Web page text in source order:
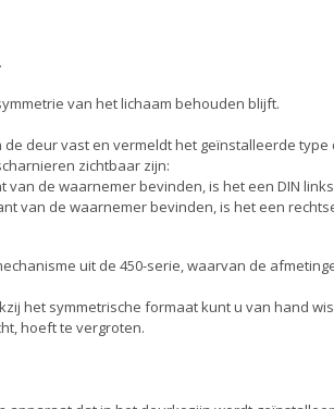
van het lichaam behouden blijft.
de deur vast en vermeldt het geïnstalleerde
zichtbaar zijn:
van de waarnemer bevinden, is het een DIN
van de waarnemer bevinden, is het een
uit de 450-serie, waarvan de
het symmetrische formaat kunt u van hand
hoeft te vergroten.